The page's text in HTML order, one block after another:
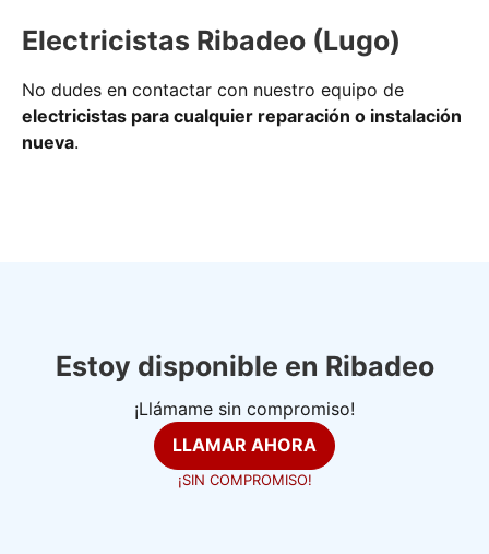
Electricistas Ribadeo (Lugo)
No dudes en contactar con nuestro equipo de
electricistas para cualquier reparación o instalación
nueva.
Estoy disponible en Ribadeo
¡Llámame sin compromiso!
LLAMAR AHORA
¡SIN COMPROMISO!